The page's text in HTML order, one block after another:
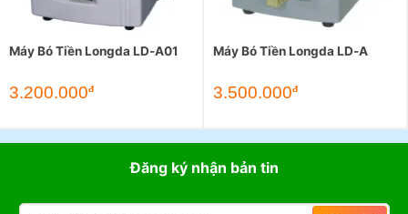
Máy Bó Tiền Longda LD-A01
3.200.000đ
Máy Bó Tiền Longda LD-A
3.500.000đ
Đăng ký nhận bản tin